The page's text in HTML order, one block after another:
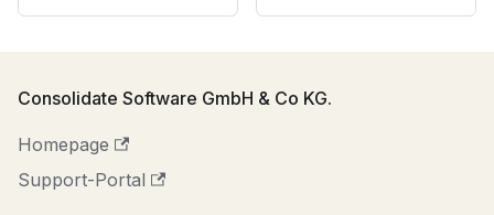
Consolidate Software GmbH & Co KG.
Homepage
Support-Portal